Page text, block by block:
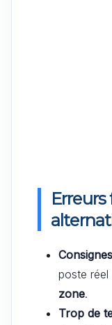
poste
zone.
Trop de